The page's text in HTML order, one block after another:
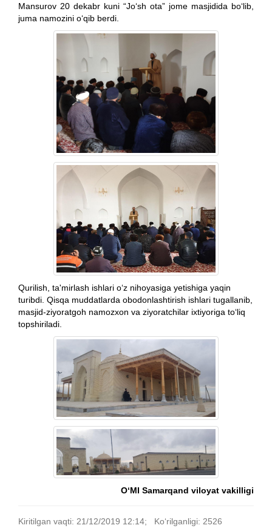
Mansurov 20 dekabr kuni “Jo‘sh ota” jome masjidida bo‘lib,
juma namozini o‘qib berdi.
Qurilish, ta'mirlash ishlari o‘z nihoyasiga yetishiga yaqin
turibdi. Qisqa muddatlarda obodonlashtirish ishlari tugallanib,
masjid-ziyoratgoh namozxon va ziyoratchilar ixtiyoriga to‘liq
topshiriladi.
O‘MI Samarqand viloyat vakilligi
Kiritilgan vaqti: 21/12/2019 12:14; Ko‘rilganligi: 2526